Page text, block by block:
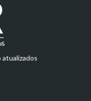
atualizados